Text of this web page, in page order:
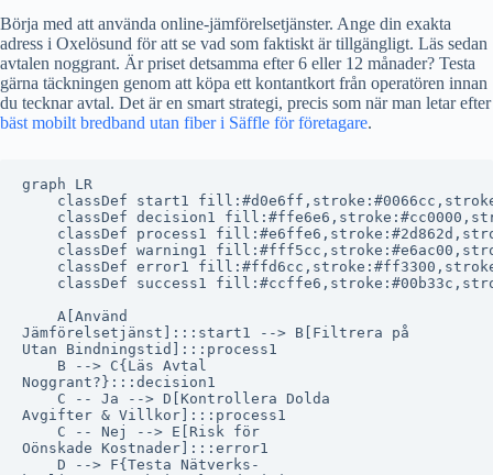
Börja med att använda online-jämförelsetjänster. Ange din exakta
adress i Oxelösund för att se vad som faktiskt är tillgängligt. Läs sedan
avtalen noggrant. Är priset detsamma efter 6 eller 12 månader? Testa
gärna täckningen genom att köpa ett kontantkort från operatören innan
du tecknar avtal. Det är en smart strategi, precis som när man letar efter
bäst mobilt bredband utan fiber i Säffle för företagare.
graph LR
classDef start1
classDef decision1
classDef process1
classDef warning1
classDef error1
classDef success1
    A[Använd
Jämförelsetjänst]:::start1 --> B[Filtrera på
Utan Bindningstid]:::process1
    B --> C{Läs Avtal
Noggrant?}:::decision1
    C -- Ja --> D[Kontrollera Dolda
Avgifter & Villkor]:::process1
    C -- Nej --> E[Risk för
Oönskade Kostnader]:::error1
    D --> F{Testa Nätverks-